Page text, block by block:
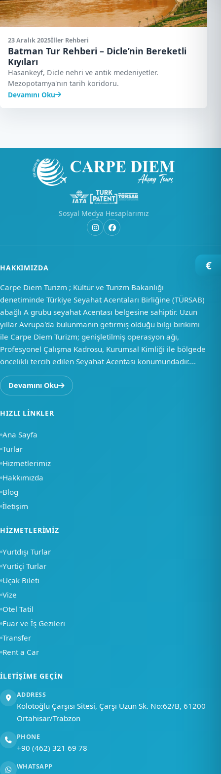
23 Aralık 2025İller Rehberi
Batman Tur Rehberi – Dicle’nin Bereketli
Kıyıları
Hasankeyf, Dicle nehri ve antik medeniyetler.
Mezopotamya'nın tarih koridoru.
Devamını Oku
Sosyal Medya Hesaplarımız
HAKKIMIZDA
Carpe Diem Turizm ; Kültür ve Turizm Bakanlığı
denetiminde Türkiye Seyahat Acentaları Birliğine (TÜRSAB)
abağlı A grubu seyahat Acentası belgesine sahiptir. Uzun
yıllar Avrupa'da bulunmanın getirmiş olduğu bilgi birikimi
ile Carpe Diem Turizm; genişletilmiş operasyon ağı,
Profesyonel Çalışma Kadrosu, Kurumsal Kimliği ile bölgede
öncelikli tercih edilen Seyahat Acentası konumundadır....
Devamını Oku
HIZLI LINKLER
Ana Sayfa
Turlar
Hizmetlerimiz
Hakkımızda
Blog
İletişim
HIZMETLERIMIZ
Yurtdışı Turlar
Yurtiçi Turlar
Uçak Bileti
Vize
Otel Tatil
Fuar ve İş Gezileri
Transfer
Rent a Car
İLETIŞIME GEÇIN
ADDRESS
Kolotoğlu Çarşısı Sitesi, Çarşı Uzun Sk. No:62/B, 61200
Ortahisar/Trabzon
PHONE
+90 (462) 321 69 78
WHATSAPP
€
Merhaba, nasıl
yardımcı olabiliriz?